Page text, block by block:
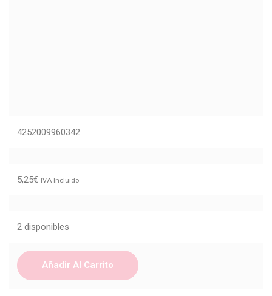
4252009960342
5,25€ IVA Incluido
2 disponibles
Añadir Al Carrito